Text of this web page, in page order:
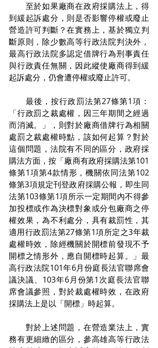
至於如果廠商在政府採購法上，得
到緩起訴處分，則是否影響停權或廢止
營造許可判斷？在實務上，基於獨立判
斷原則，除少數高等行政法院判決外，
最高行政法院多認定借牌行為刑事責任
與行政責任無關，因此縱使廠商得到緩
起訴處分，仍會遭停權或廢止許可。
最後，按行政罰法第27條第1項：
「行政罰之裁處權，因三年期間之經過
而消滅。」，則對於廠商借牌行為相關
處罰之裁處權時點，該如何起算？對於
這個問題，法院有不同的區分，政府採
購法方面，按「廠商有政府採購法第101
條第1項第4款情形，機關依同法第102
條第3項規定刊登政府採購公報，即生同
法第103條第1項所示一定期間內不得參
加投標或作為決標對象或分包廠商之停
權效果，為不利處分，具有裁罰性，其
適用行政罰法第27條第1項所定之3年裁
處權時效，除經機關於開標前發現不予
開標之情形外，應自開標時起算。」最
高行政法院101年6月份庭長法官聯席會
議決議、103年6月份第1次庭長法官聯
席會議參照，對於裁處權時效，在政府
採購法上是以「開標」時起算。
對於上述問題，在營造業法上，實
務有更細緻的區分，參高雄高等行政法